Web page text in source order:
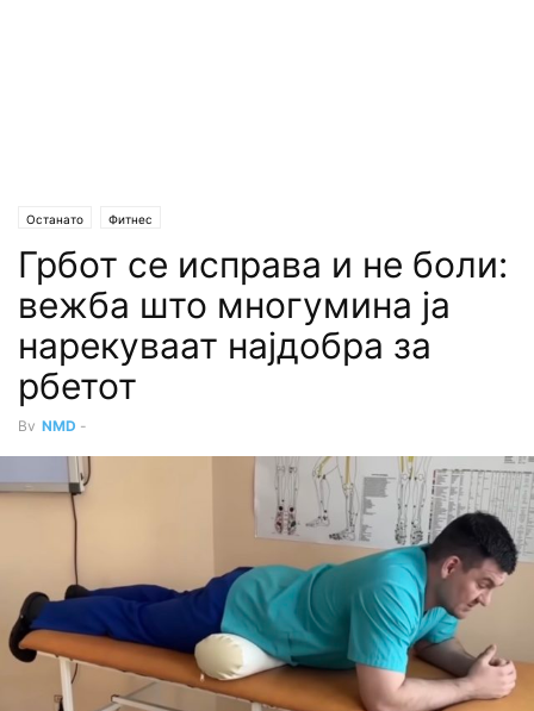
Останато Фитнес
Грбот се исправа и не боли:
вежба што многумина ја
нарекуваат најдобра за
рбетот
By NMD -